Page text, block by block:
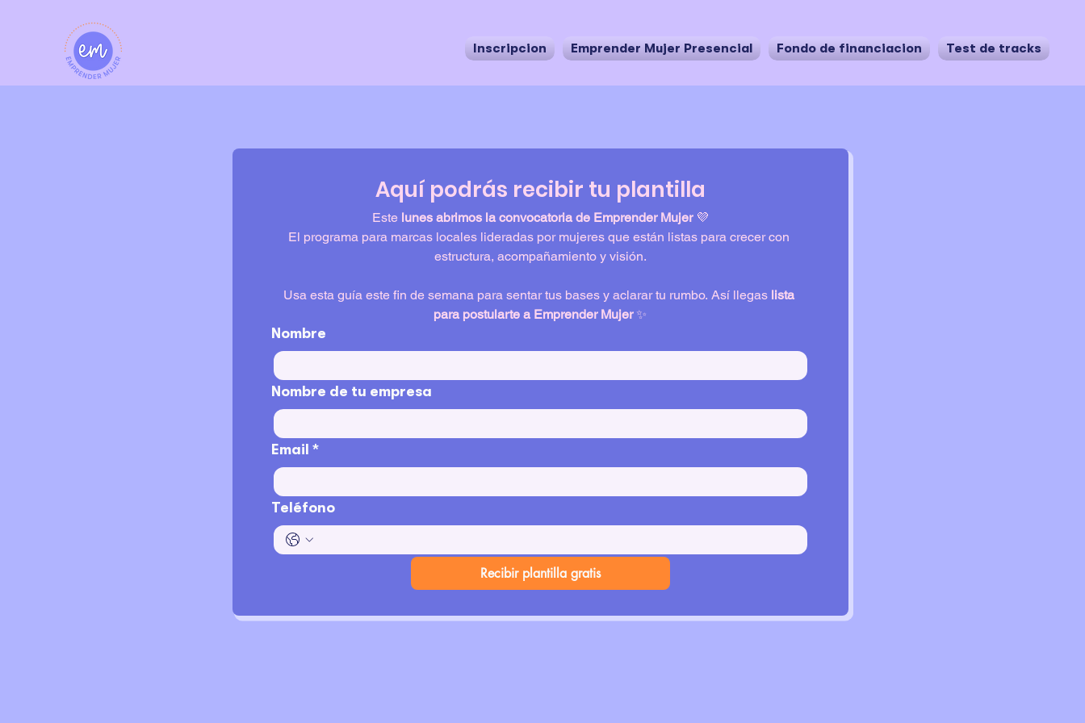
Inscripción Emprender Mujer Presencial Fondo de financiación Test de tracks
Aquí podrás recibir tu plantilla
Este lunes abrimos la convocatoria de Emprender Mujer 💜
El programa para marcas locales lideradas por mujeres que están listas para crecer con
estructura, acompañamiento y visión.
Usa esta guía este fin de semana para sentar tus bases y aclarar tu rumbo. Así llegas lista
para postularte a Emprender Mujer ✨
Nombre
Nombre de tu empresa
Email *
Teléfono
Recibir plantilla gratis